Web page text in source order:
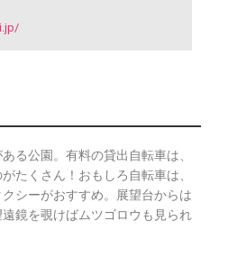
る公園。有料の貸出自転車は、
たくさん！おもしろ自転車は、
シーがおすすめ。展望台からは
鏡を覗けばムツゴロウも見られ